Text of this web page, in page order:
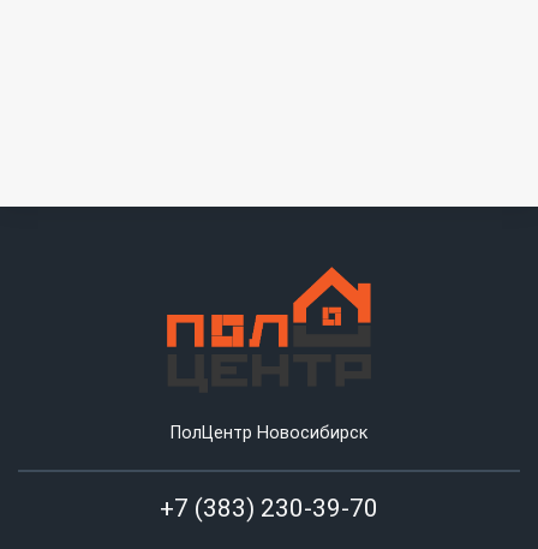
ПолЦентр Новосибирск
+7 (383) 230-39-70